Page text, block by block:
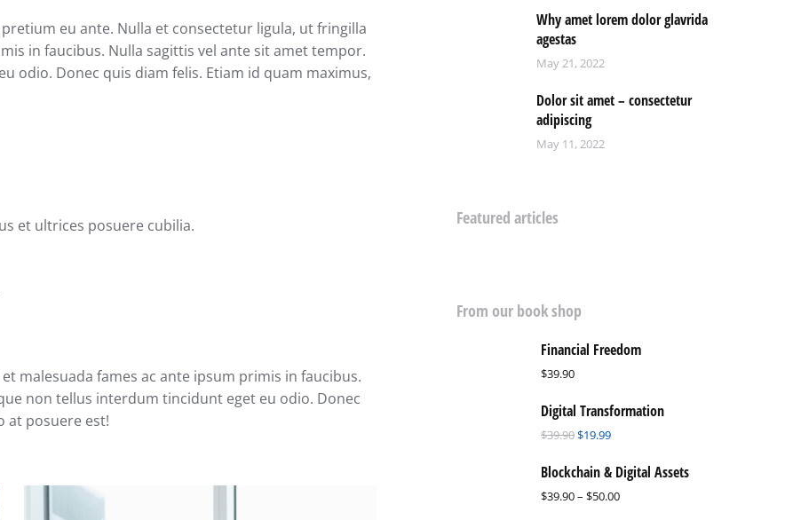
eu ante. Nulla et consectetur ligula, ut fringilla
in faucibus. Nulla sagittis vel ante sit amet tempor.
odio. Donec quis diam felis. Etiam id quam maximus,
et ultrices posuere cubilia.
malesuada fames ac ante ipsum primis in faucibus.
non tellus interdum tincidunt eget eu odio. Donec
at posuere est!
Why amet lorem dolor glavrida
agestas
May 21, 2022
Dolor sit amet – consectetur
adipiscing
May 11, 2022
Featured articles
From our book shop
Financial Freedom
$39.90
Digital Transformation
$39.90$19.99
Blockchain & Digital Assets
$39.90– $50.00